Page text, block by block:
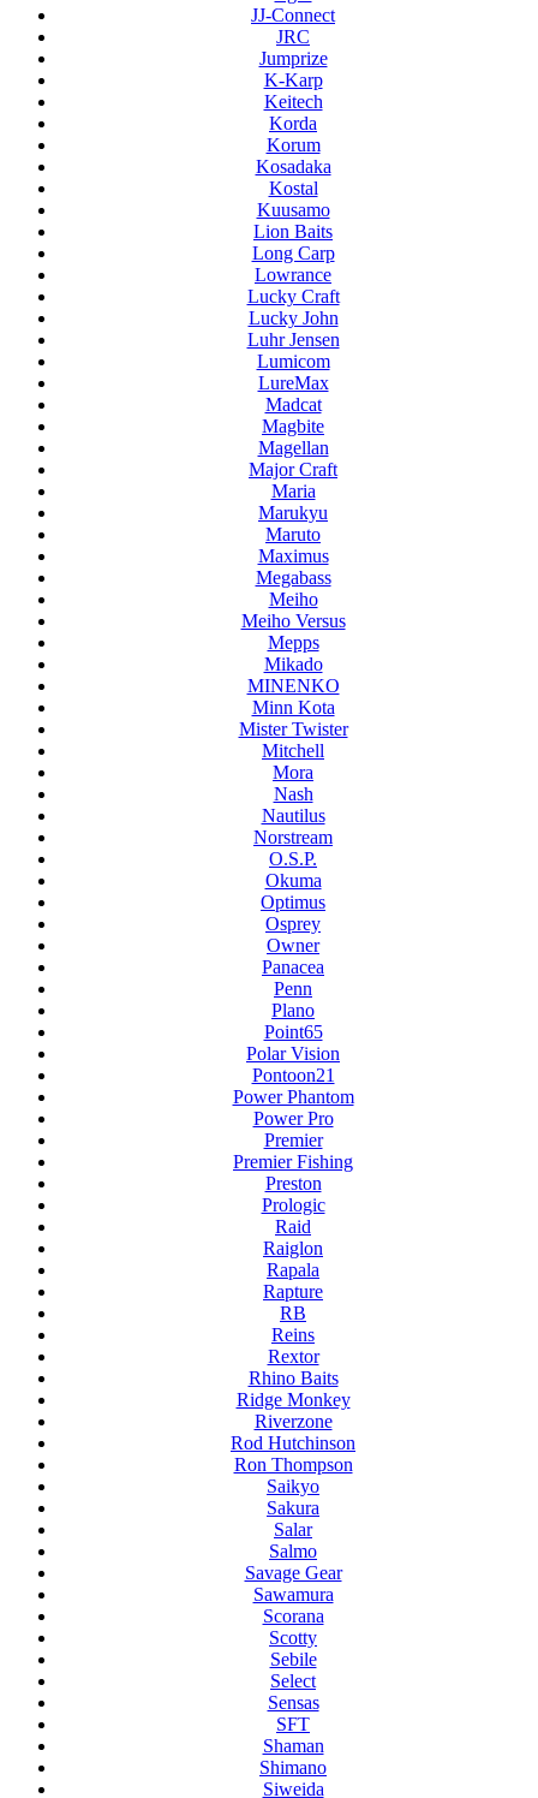
JJ-Connect
JRC
Jumprize
K-Karp
Keitech
Korda
Korum
Kosadaka
Kostal
Kuusamo
Lion Baits
Long Carp
Lowrance
Lucky Craft
Lucky John
Luhr Jensen
Lumicom
LureMax
Madcat
Magbite
Magellan
Major Craft
Maria
Marukyu
Maruto
Maximus
Megabass
Meiho
Meiho Versus
Mepps
Mikado
MINENKO
Minn Kota
Mister Twister
Mitchell
Mora
Nash
Nautilus
Norstream
O.S.P.
Okuma
Optimus
Osprey
Owner
Panacea
Penn
Plano
Point65
Polar Vision
Pontoon21
Power Phantom
Power Pro
Premier
Premier Fishing
Preston
Prologic
Raid
Raiglon
Rapala
Rapture
RB
Reins
Rextor
Rhino Baits
Ridge Monkey
Riverzone
Rod Hutchinson
Ron Thompson
Saikyo
Sakura
Salar
Salmo
Savage Gear
Sawamura
Scorana
Scotty
Sebile
Select
Sensas
SFT
Shaman
Shimano
Siweida